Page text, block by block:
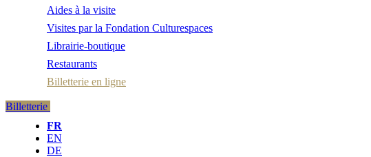
Aides à la visite
Visites par la Fondation Culturespaces
Librairie-boutique
Restaurants
Billetterie en ligne
Billetterie
FR
EN
DE